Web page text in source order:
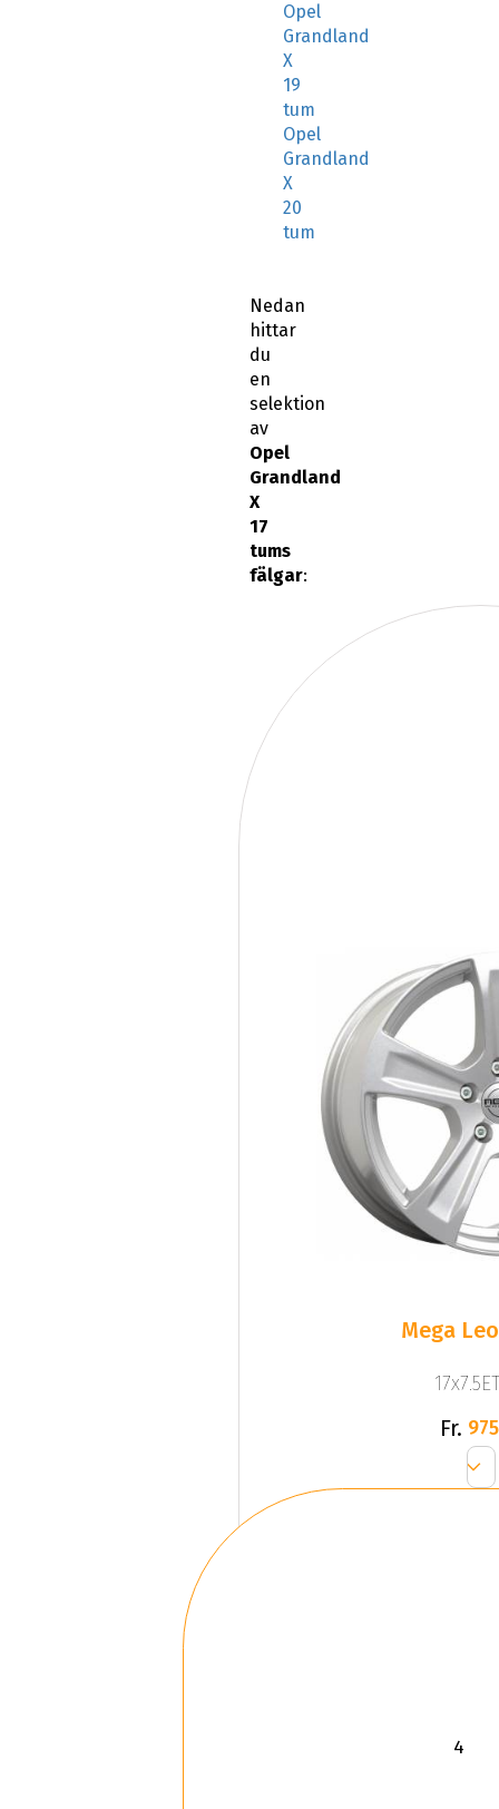
Opel
Grandland
X
19
tum
Opel
Grandland
X
20
tum
Nedan
hittar
du
en
selektion
av
Opel
Grandland
X
17
tums
fälgar:
Mega
Fr.